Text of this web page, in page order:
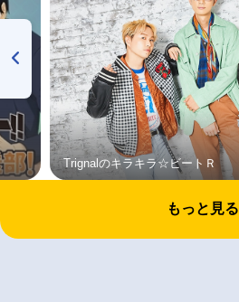
Trignalのキラキラ☆ビートＲ
もっと見る